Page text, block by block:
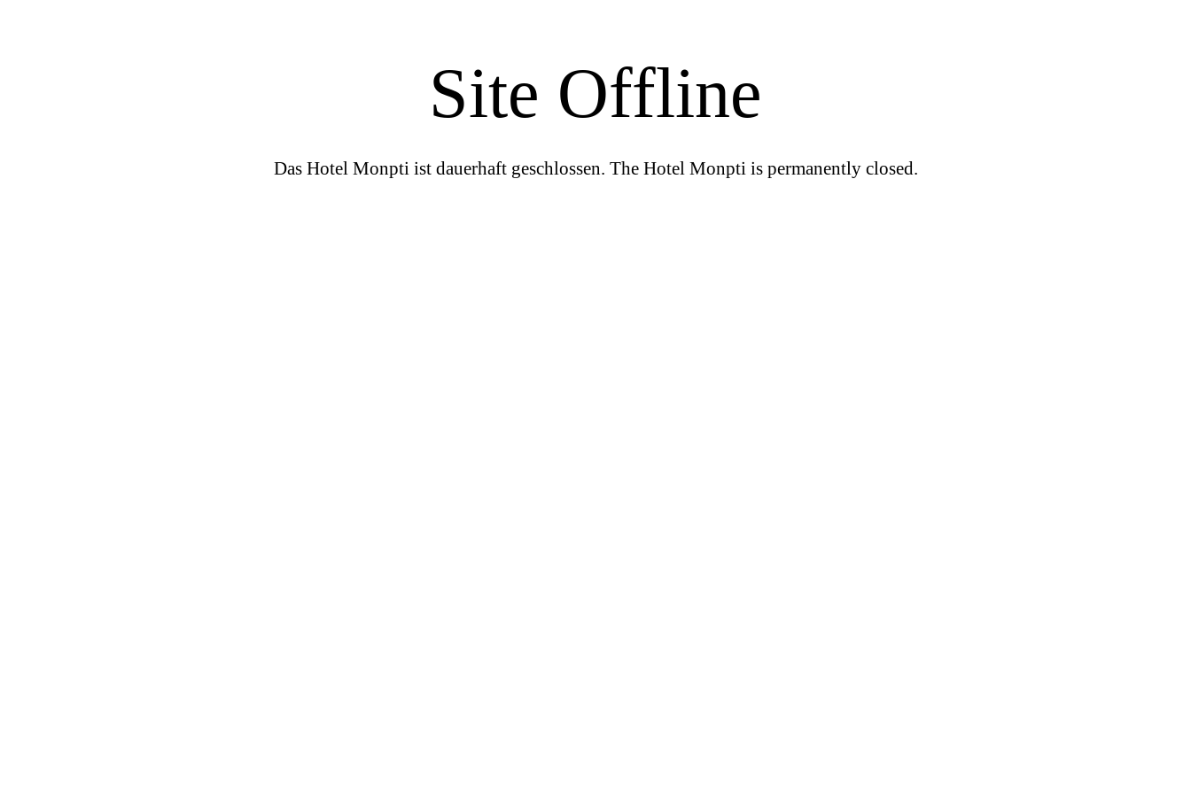
Site Offline
Das Hotel Monpti ist dauerhaft geschlossen. The Hotel Monpti is permanently closed.